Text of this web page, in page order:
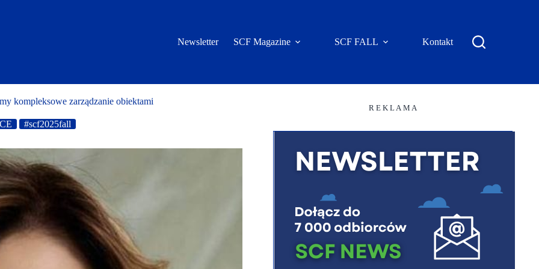
Newsletter SCF Magazine SCF FALL Kontakt
kompleksowe zarządzanie obiektami
#scf2025fall
R E K L A M A